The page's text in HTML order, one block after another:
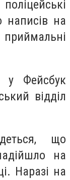
написів на
у Фейсбук
відділ
що
на
Наразі на